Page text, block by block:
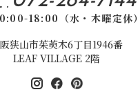
.
18:00（水・木曜定休）
狭山市茱萸木6丁目1946番
LEAF VILLAGE 2階